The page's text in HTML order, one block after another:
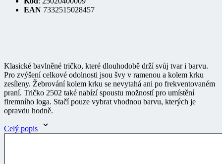
zesíleny. Žebrování kolem krku se nevytahá ani po frekventovaném
praní. Tričko 2502 také nabízí spoustu možností pro umístění
firemního loga. Stačí pouze vybrat vhodnou barvu, kterých je
opravdu hodně.
Celý popis